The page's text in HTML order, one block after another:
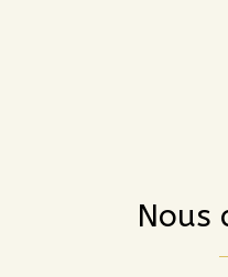
Nous